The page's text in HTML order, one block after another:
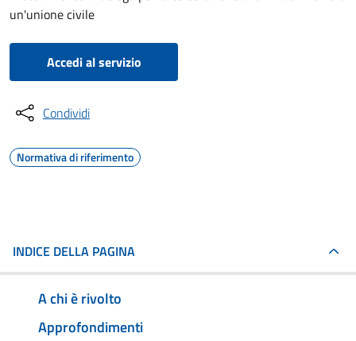
un'unione civile
Accedi al servizio
Condividi
Normativa di riferimento
INDICE DELLA PAGINA
A chi è rivolto
Approfondimenti